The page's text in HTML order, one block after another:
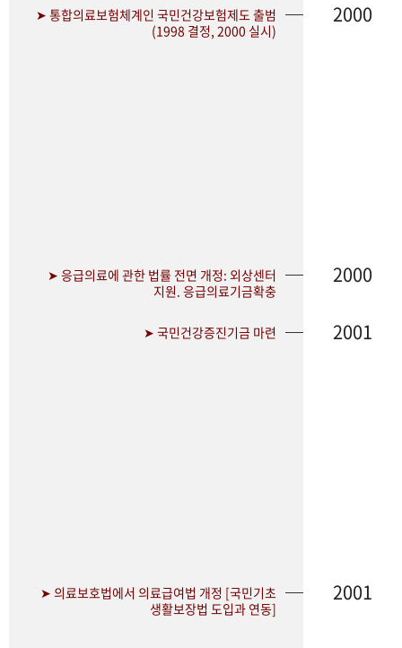
➤ 통합의료보험체계인 국민건강보험제도 출범
(1998 결정, 2000 실시)
2000
➤ 응급의료에 관한 법률 전면 개정: 외상센터
지원. 응급의료기금확충
2000
➤ 국민건강증진기금 마련 2001
➤ 의료보호법에서 의료급여법 개정 [국민기초
생활보장법 도입과 연동]
2001